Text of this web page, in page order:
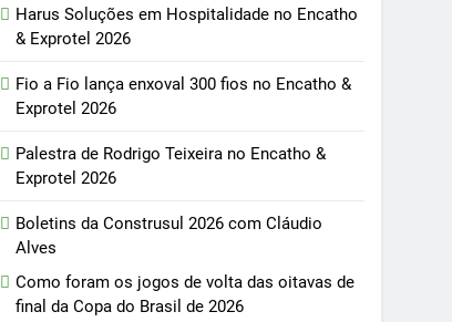
Harus Soluções em Hospitalidade no Encatho
& Exprotel 2026
Fio a Fio lança enxoval 300 fios no Encatho &
Exprotel 2026
Palestra de Rodrigo Teixeira no Encatho &
Exprotel 2026
Boletins da Construsul 2026 com Cláudio
Alves
Como foram os jogos de volta das oitavas de
final da Copa do Brasil de 2026